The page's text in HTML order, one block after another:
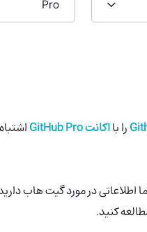
Pro
را بااکانت GitHub Pro
اطلاعاتی در مورد گیت هاب
کنید.